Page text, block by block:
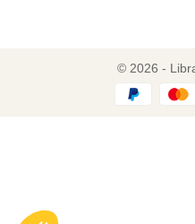
© 2026 -